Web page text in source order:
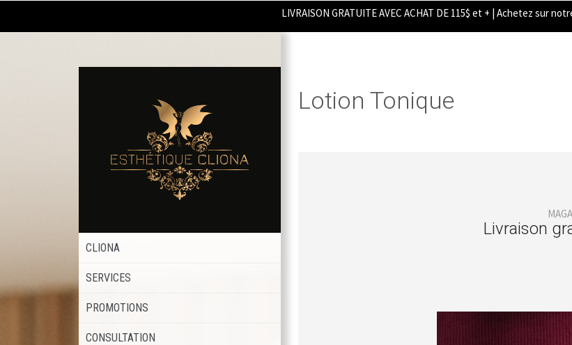
LIVRAISON GRATUITE AVEC ACHAT DE 115$ et + | Achetez sur
CLIONA
SERVICES
PROMOTIONS
CONSULTATION
Lotion Tonique
Livraison